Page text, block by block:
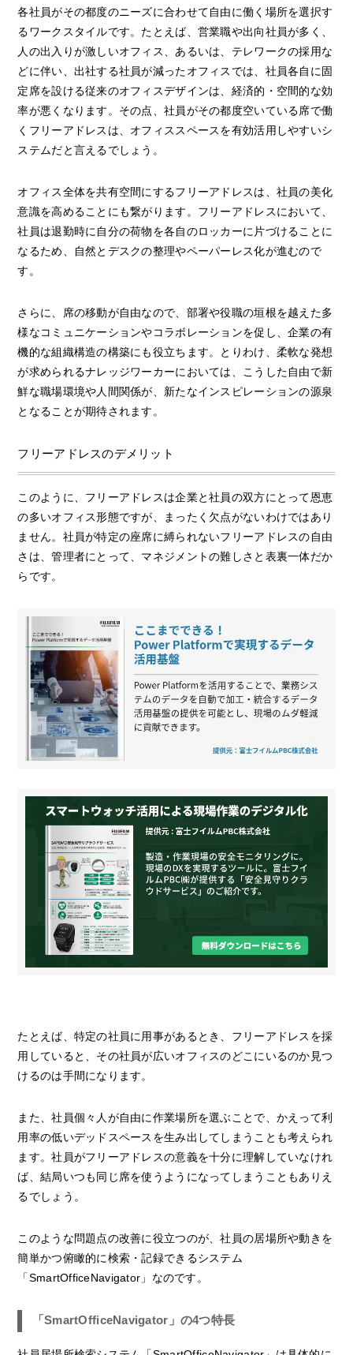
各社員がその都度のニーズに合わせて自由に働く場所を選択す
るワークスタイルです。たとえば、営業職や出向社員が多く、
人の出入りが激しいオフィス、あるいは、テレワークの採用な
どに伴い、出社する社員が減ったオフィスでは、社員各自に固
定席を設ける従来のオフィスデザインは、経済的・空間的な効
率が悪くなります。その点、社員がその都度空いている席で働
くフリーアドレスは、オフィススペースを有効活用しやすいシ
ステムだと言えるでしょう。
オフィス全体を共有空間にするフリーアドレスは、社員の美化
意識を高めることにも繋がります。フリーアドレスにおいて、
社員は退勤時に自分の荷物を各自のロッカーに片づけることに
なるため、自然とデスクの整理やペーパーレス化が進むので
す。
さらに、席の移動が自由なので、部署や役職の垣根を越えた多
様なコミュニケーションやコラボレーションを促し、企業の有
機的な組織構造の構築にも役立ちます。とりわけ、柔軟な発想
が求められるナレッジワーカーにおいては、こうした自由で新
鮮な職場環境や人間関係が、新たなインスピレーションの源泉
となることが期待されます。
フリーアドレスのデメリット
このように、フリーアドレスは企業と社員の双方にとって恩恵
の多いオフィス形態ですが、まったく欠点がないわけではあり
ません。社員が特定の座席に縛られないフリーアドレスの自由
さは、管理者にとって、マネジメントの難しさと表裏一体だか
らです。
たとえば、特定の社員に用事があるとき、フリーアドレスを採
用していると、その社員が広いオフィスのどこにいるのか見つ
けるのは手間になります。
また、社員個々人が自由に作業場所を選ぶことで、かえって利
用率の低いデッドスペースを生み出してしまうことも考えられ
ます。社員がフリーアドレスの意義を十分に理解していなけれ
ば、結局いつも同じ席を使うようになってしまうこともありえ
るでしょう。
このような問題点の改善に役立つのが、社員の居場所や動きを
簡単かつ俯瞰的に検索・記録できるシステム
「SmartOfficeNavigator」なのです。
「SmartOfficeNavigator」の4つ特長